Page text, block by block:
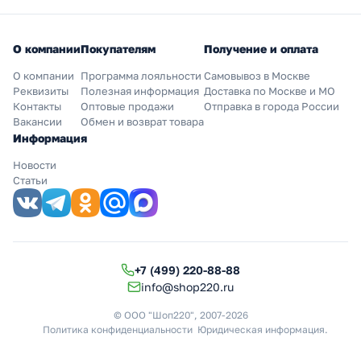
О компании
О компании
Реквизиты
Контакты
Вакансии
Покупателям
Программа лояльности
Полезная информация
Оптовые продажи
Обмен и возврат товара
Получение и оплата
Самовывоз в Москве
Доставка по Москве и МО
Отправка в города России
Информация
Новости
Статьи
+7 (499) 220-88-88
info@shop220.ru
© ООО "Шоп220", 2007-2026
Политика конфиденциальности Юридическая информация.